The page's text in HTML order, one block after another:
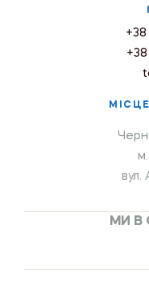
+38
вул.
МИ В